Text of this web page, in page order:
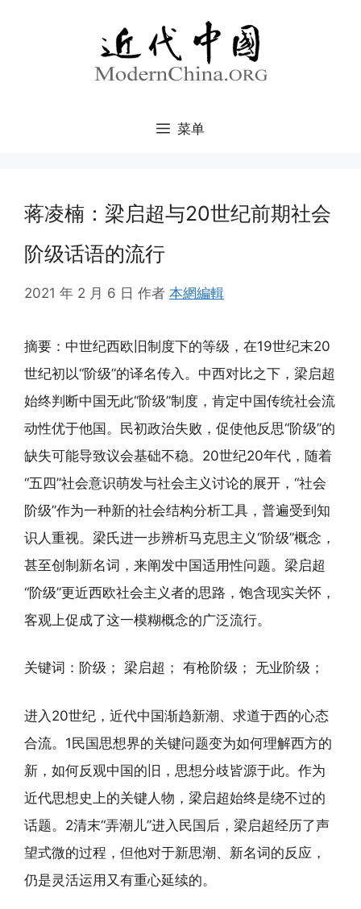
菜单
蒋凌楠：梁启超与20世纪前期社会
阶级话语的流行
2021 年 2 月 6 日 作者 本網編輯
摘要：中世纪西欧旧制度下的等级，在19世纪末20
世纪初以“阶级”的译名传入。中西对比之下，梁启超
始终判断中国无此“阶级”制度，肯定中国传统社会流
动性优于他国。民初政治失败，促使他反思“阶级”的
缺失可能导致议会基础不稳。20世纪20年代，随着
“五四”社会意识萌发与社会主义讨论的展开，“社会
阶级”作为一种新的社会结构分析工具，普遍受到知
识人重视。梁氏进一步辨析马克思主义“阶级”概念，
甚至创制新名词，来阐发中国适用性问题。梁启超
“阶级”更近西欧社会主义者的思路，饱含现实关怀，
客观上促成了这一模糊概念的广泛流行。
关键词：阶级； 梁启超； 有枪阶级； 无业阶级；
进入20世纪，近代中国渐趋新潮、求道于西的心态
合流。1民国思想界的关键问题变为如何理解西方的
新，如何反观中国的旧，思想分歧皆源于此。作为
近代思想史上的关键人物，梁启超始终是绕不过的
话题。2清末“弄潮儿”进入民国后，梁启超经历了声
望式微的过程，但他对于新思潮、新名词的反应，
仍是灵活运用又有重心延续的。